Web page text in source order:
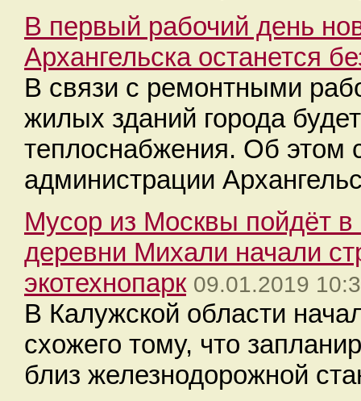
В первый рабочий день
Архангельска останется
В связи с ремонтными
жилых зданий города
теплоснабжения. Об этом
администрации
Мусор из Москвы пойдёт
деревни Михали начали
экотехнопарк 09.01.2019
В Калужской области
схожего тому, что
близ железнодорожной